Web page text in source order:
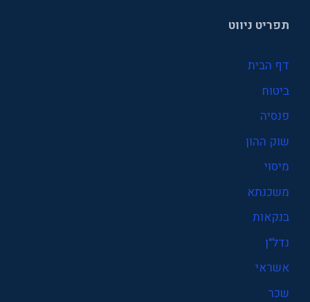
תפריט ניווט
דף הבית
ביטוח
פנסיה
שוק ההון
מיסוי
משכנתא
בנקאות
נדל"ן
אשראי
שכר